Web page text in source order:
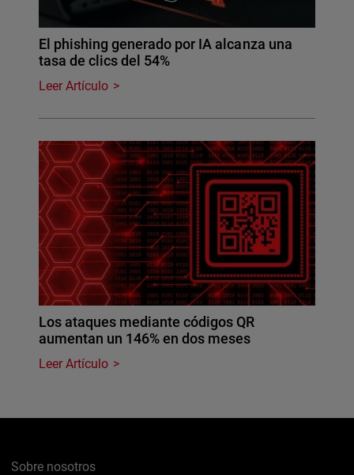
El phishing generado por IA alcanza una
tasa de clics del 54%
Leer Artículo
Los ataques mediante códigos QR
aumentan un 146% en dos meses
Leer Artículo
Sobre nosotros